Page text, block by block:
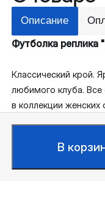
Описание
Футболка реплика
Классический крой.
любимого клуба.
в коллекции женских
В